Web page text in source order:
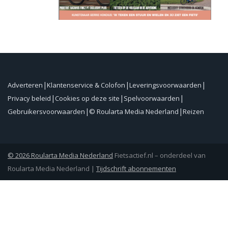
Adverteren Klantenservice & Colofon Leveringsvoorwaarden
Privacy beleid Cookies op deze site Spelvoorwaarden
Gebruikersvoorwaarden © Roularta Media Nederland Reizen
© 2026 Roularta Media Nederland Fietsactief.nl – onderdeel van
Roularta Media Nederland | Tijdschrift abonnementen